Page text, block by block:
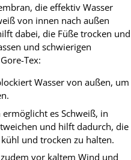
die effektiv Wasser
von innen nach außen
dabei, die Füße trocken und
und schwierigen
Tex:
Wasser von außen, um
es Schweiß, in
und hilft dadurch, die
und trocken zu halten.
vor kaltem Wind und